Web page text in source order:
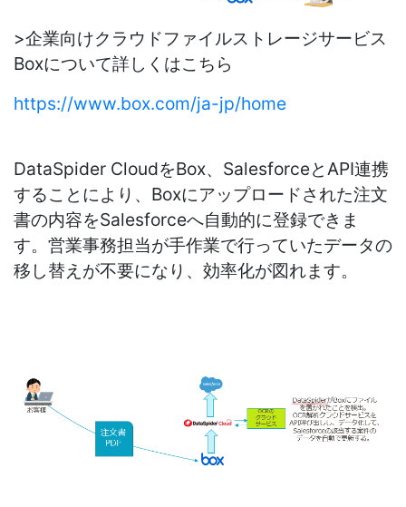
>企業向けクラウドファイルストレージサービス
Boxについて詳しくはこちら
https://www.box.com/ja-jp/home
DataSpider CloudをBox、SalesforceとAPI連携
することにより、Boxにアップロードされた注文
書の内容をSalesforceへ自動的に登録できま
す。営業事務担当が手作業で行っていたデータの
移し替えが不要になり、効率化が図れます。